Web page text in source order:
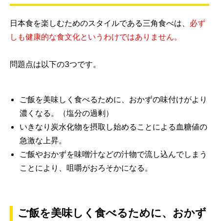
日本食を楽しむためのスタイルである三角食べは、 必ず
しも健康的な食文化というわけではありません。
問題点は以下の3つです。
ご飯を美味しく食べるために、おかずの味付けがより
濃くなる。（塩分の過剰）
いきなり炭水化物を摂取し始めることによる血糖値の
急激な上昇。
ご飯やおかずを味噌汁などの汁物で流し込んでしまう
ことにより、咀嚼がおろそかになる。
ご飯を美味しく食べるために、おかず